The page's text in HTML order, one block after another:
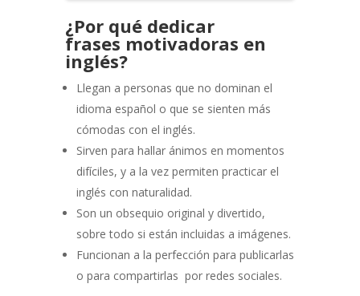
¿Por qué dedicar
frases motivadoras en
inglés?
Llegan a personas que no dominan el
idioma español o que se sienten más
cómodas con el inglés.
Sirven para hallar ánimos en momentos
difíciles, y a la vez permiten practicar el
inglés con naturalidad.
Son un obsequio original y divertido,
sobre todo si están incluidas a imágenes.
Funcionan a la perfección para publicarlas
o para compartirlas por redes sociales.